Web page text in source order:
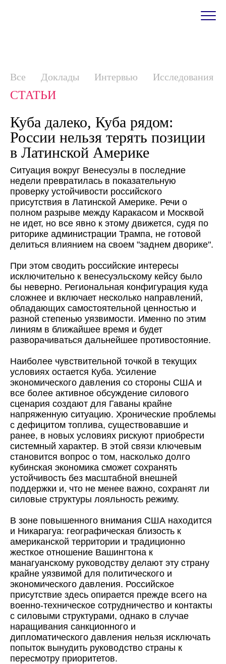
Все Доклады Интервью Исследования
СТАТЬИ
Куба далеко, Куба рядом:
России нельзя терять позиции
в Латинской Америке
Ситуация вокруг Венесуэлы в последние
недели превратилась в показательную
проверку устойчивости российского
присутствия в Латинской Америке. Речи о
полном разрыве между Каракасом и Москвой
не идет, но все явно к этому движется, судя по
риторике администрации Трампа, не готовой
делиться влиянием на своем "заднем дворике".
При этом сводить российские интересы
исключительно к венесуэльскому кейсу было
бы неверно. Региональная конфигурация куда
сложнее и включает несколько направлений,
обладающих самостоятельной ценностью и
разной степенью уязвимости. Именно по этим
линиям в ближайшее время и будет
разворачиваться дальнейшее противостояние.
Наиболее чувствительной точкой в текущих
условиях остается Куба. Усиление
экономического давления со стороны США и
все более активное обсуждение силового
сценария создают для Гаваны крайне
напряженную ситуацию. Хронические проблемы
с дефицитом топлива, существовавшие и
ранее, в новых условиях рискуют приобрести
системный характер. В этой связи ключевым
становится вопрос о том, насколько долго
кубинская экономика сможет сохранять
устойчивость без масштабной внешней
поддержки и, что не менее важно, сохранят ли
силовые структуры лояльность режиму.
В зоне повышенного внимания США находится
и Никарагуа: географическая близость к
американской территории и традиционно
жесткое отношение Вашингтона к
манагуанскому руководству делают эту страну
крайне уязвимой для политического и
экономического давления. Российское
присутствие здесь опирается прежде всего на
военно-техническое сотрудничество и контакты
с силовыми структурами, однако в случае
наращивания санкционного и
дипломатического давления нельзя исключать
попыток вынудить руководство страны к
пересмотру приоритетов.